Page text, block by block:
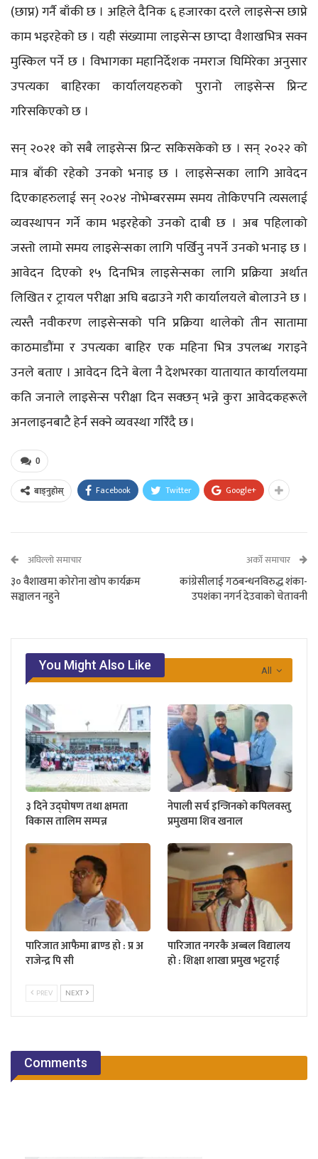
(छाप्न) गर्नै बाँकी छ । अहिले दैनिक ६ हजारका दरले लाइसेन्स छाप्ने
काम भइरहेको छ । यही संख्यामा लाइसेन्स छाप्दा वैशाखभित्र सक्न
मुस्किल पर्ने छ । विभागका महानिर्देशक नमराज घिमिरेका अनुसार
उपत्यका बाहिरका कार्यालयहरुको पुरानो लाइसेन्स प्रिन्ट
गरिसकिएको छ ।
सन् २०२१ को सबै लाइसेन्स प्रिन्ट सकिसकेको छ । सन् २०२२ को
मात्र बाँकी रहेको उनको भनाइ छ । लाइसेन्सका लागि आवेदन
दिएकाहरुलाई सन् २०२४ नोभेम्बरसम्म समय तोकिएपनि त्यसलाई
व्यवस्थापन गर्ने काम भइरहेको उनको दाबी छ । अब पहिलाको
जस्तो लामो समय लाइसेन्सका लागि पर्खिनु नपर्ने उनको भनाइ छ ।
आवेदन दिएको १५ दिनभित्र लाइसेन्सका लागि प्रक्रिया अर्थात
लिखित र ट्रायल परीक्षा अघि बढाउने गरी कार्यालयले बोलाउने छ ।
त्यस्तै नवीकरण लाइसेन्सको पनि प्रक्रिया थालेको तीन सातामा
काठमाडौंमा र उपत्यका बाहिर एक महिना भित्र उपलब्ध गराइने
उनले बताए । आवेदन दिने बेला नै देशभरका यातायात कार्यालयमा
कति जनाले लाइसेन्स परीक्षा दिन सक्छन् भन्ने कुरा आवेदकहरूले
अनलाइनबाटै हेर्न सक्ने व्यवस्था गरिँदै छ ।
0
बाड्नुहोस् Facebook Twitter Google+
अघिल्लो समाचार
३० वैशाखमा कोरोना खोप कार्यक्रम
सञ्चालन नहुने
अर्को समाचार
कांग्रेसीलाई गठबन्धनविरुद्ध शंका-
उपशंका नगर्न देउवाको चेतावनी
All
You Might Also Like
३ दिने उद्घोषण तथा क्षमता
विकास तालिम सम्पन्न
नेपाली सर्च इन्जिनको कपिलवस्तु
प्रमुखमा शिव खनाल
पारिजात आफैमा ब्राण्ड हो : प्र अ
राजेन्द्र पि सी
पारिजात नगरकै अब्बल विद्यालय
हो : शिक्षा शाखा प्रमुख भट्टराई
PREV NEXT
Comments